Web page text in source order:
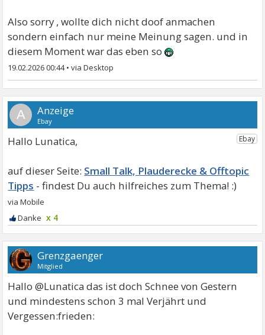
Also sorry , wollte dich nicht doof anmachen
sondern einfach nur meine Meinung sagen. und in
diesem Moment war das eben so
19.02.2026 00:44•
A
Hallo Lunatica,
Small Talk, Plauderecke & Offtopic
Tipps
x 4
Grenzgaenger
Mitglied
Hallo @Lunatica das ist doch Schnee von Gestern
und mindestens schon 3 mal Verjährt und
Vergessen:frieden: